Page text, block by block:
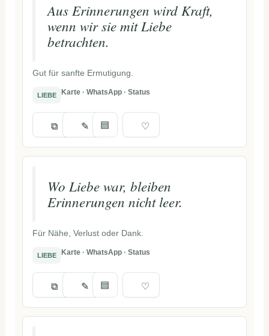
Aus Erinnerungen wird Kraft,
wenn wir sie mit Liebe
betrachten.
Gut für sanfte Ermutigung.
LIEBE Karte · WhatsApp · Status
⧉ ✎ ▤ ♡
Wo Liebe war, bleiben
Erinnerungen nicht leer.
Für Nähe, Verlust oder Dank.
LIEBE Karte · WhatsApp · Status
⧉ ✎ ▤ ♡